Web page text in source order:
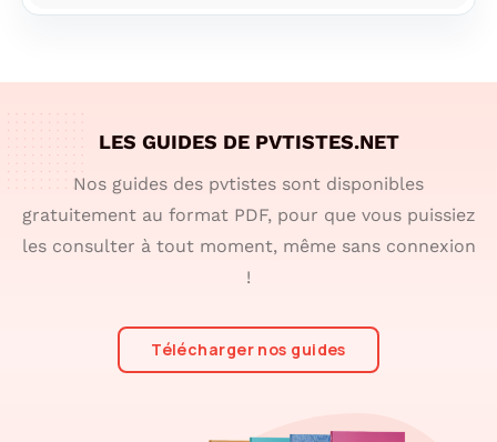
LES GUIDES DE PVTISTES.NET
Nos guides des pvtistes sont disponibles
gratuitement au format PDF, pour que vous puissiez
les consulter à tout moment, même sans connexion
!
Télécharger nos guides